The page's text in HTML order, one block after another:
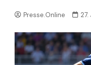
Presse.Online